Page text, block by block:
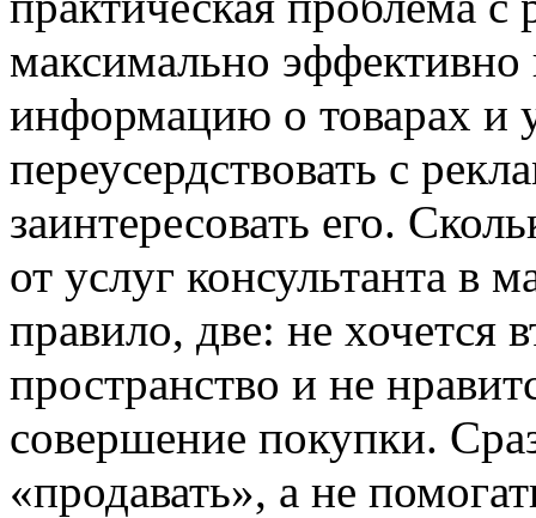
максимально эффективно
информацию о товарах и
переусердствовать с
заинтересовать его.
от услуг консультанта в
правило, две: не хочется
пространство и не
совершение покупки.
«продавать», а не